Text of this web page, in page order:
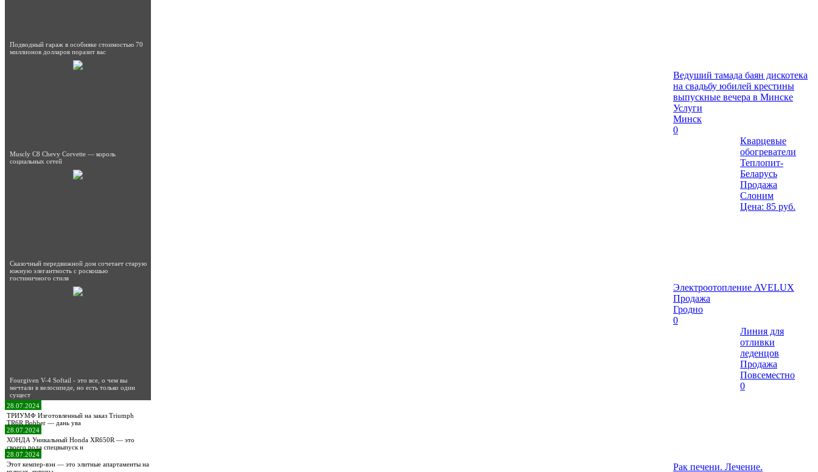
Подводный гараж в особняке стоимостью 70
миллионов долларов поразит вас
Muscly C8 Chevy Corvette — король
социальных сетей
Сказочный передвижной дом сочетает старую
южную элегантность с роскошью
гостиничного стиля
Fourgiven V-4 Softail - это все, о чем вы
мечтали в велосипеде, но есть только один
сущест
28.07.2024
ТРИУМФ Изготовленный на заказ Triumph
TR6R Bobber — дань ува
28.07.2024
ХОНДА Уникальный Honda XR650R — это
своего рода спецвыпуск н
28.07.2024
Этот кемпер-вэн — это элитные апартаменты на
Ведуший тамада баян дискотека
на свадьбу юбилей крестины
выпускные вечера в Минске
Услуги
Минск
0
Кварцевые
обогреватели
Теплопит-
Беларусь
Продажа
Слоним
Цена: 85 руб.
Электроотопление AVELUX
Продажа
Гродно
0
Линия для
отливки
леденцов
Продажа
Повсеместно
0
Рак печени. Лечение.